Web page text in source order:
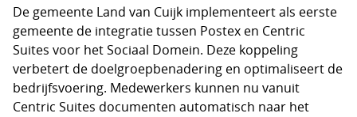
De gemeente Land van Cuijk implementeert als eerste
gemeente de integratie tussen Postex en Centric
Suites voor het Sociaal Domein. Deze koppeling
verbetert de doelgroepbenadering en optimaliseert de
bedrijfsvoering. Medewerkers kunnen nu vanuit
Centric Suites documenten automatisch naar het